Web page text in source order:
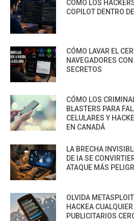
CÓMO LOS
COPILOT DENTRO
CÓMO LAVAR EL
NAVEGADORES
SECRETOS
CÓMO LOS
BLASTERS PARA
CELULARES Y
EN CANADÁ
LA BRECHA
DE IA SE
ATAQUE MÁS
OLVIDA
HACKEA
PUBLICITARIOS